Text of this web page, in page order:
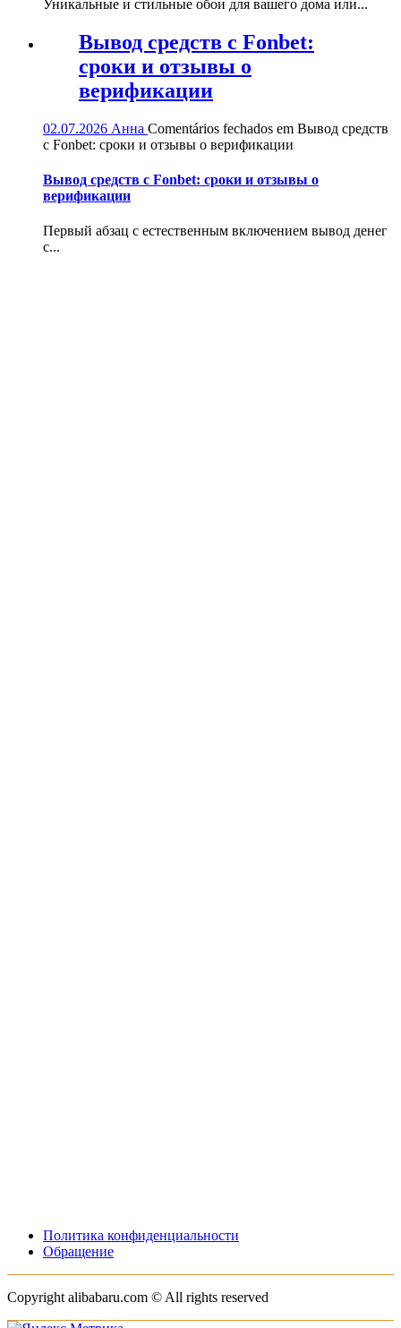
Уникальные и стильные обои для вашего дома или...
Вывод средств с Fonbet:
сроки и отзывы о
верификации
02.07.2026 Анна Comentários fechados em Вывод средств
с Fonbet: сроки и отзывы о верификации
Вывод средств с Fonbet: сроки и отзывы о
верификации
Первый абзац с естественным включением вывод денег
с...
Политика конфиденциальности
Обращение
Copyright alibabaru.com © All rights reserved